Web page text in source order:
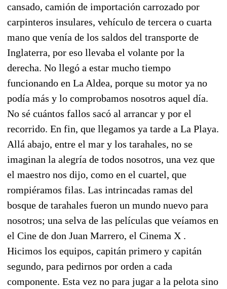
cansado, camión de importación carrozado por
carpinteros insulares, vehículo de tercera o cuarta
mano que venía de los saldos del transporte de
Inglaterra, por eso llevaba el volante por la
derecha. No llegó a estar mucho tiempo
funcionando en La Aldea, porque su motor ya no
podía más y lo comprobamos nosotros aquel día.
No sé cuántos fallos sacó al arrancar y por el
recorrido. En fin, que llegamos ya tarde a La Playa.
Allá abajo, entre el mar y los tarahales, no se
imaginan la alegría de todos nosotros, una vez que
el maestro nos dijo, como en el cuartel, que
rompiéramos filas. Las intrincadas ramas del
bosque de tarahales fueron un mundo nuevo para
nosotros; una selva de las películas que veíamos en
el Cine de don Juan Marrero, el Cinema X .
Hicimos los equipos, capitán primero y capitán
segundo, para pedirnos por orden a cada
componente. Esta vez no para jugar a la pelota sino